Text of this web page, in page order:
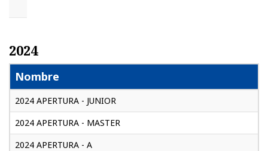
2024
Nombre
2024 APERTURA - JUNIOR
2024 APERTURA - MASTER
2024 APERTURA - A